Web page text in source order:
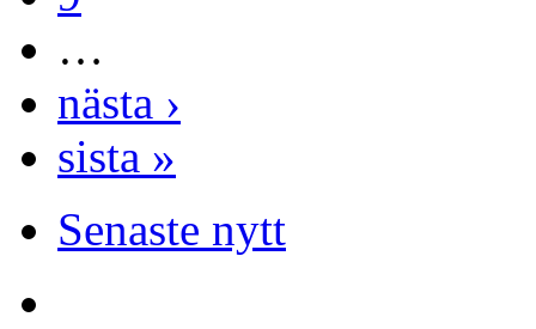
…
nästa ›
sista »
Senaste nytt